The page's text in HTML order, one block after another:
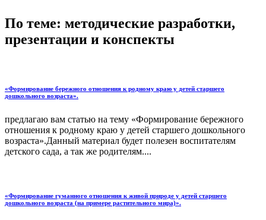
По теме: методические разработки,
презентации и конспекты
«Формирование бережного отношения к родному краю у детей старшего
дошкольного возраста».
предлагаю вам статью на тему «Формирование бережного
отношения к родному краю у детей старшего дошкольного
возраста».Данный материал будет полезен воспитателям
детского сада, а так же родителям....
«Формирование гуманного отношения к живой природе у детей старшего
дошкольного возраста (на примере растительного мира)».